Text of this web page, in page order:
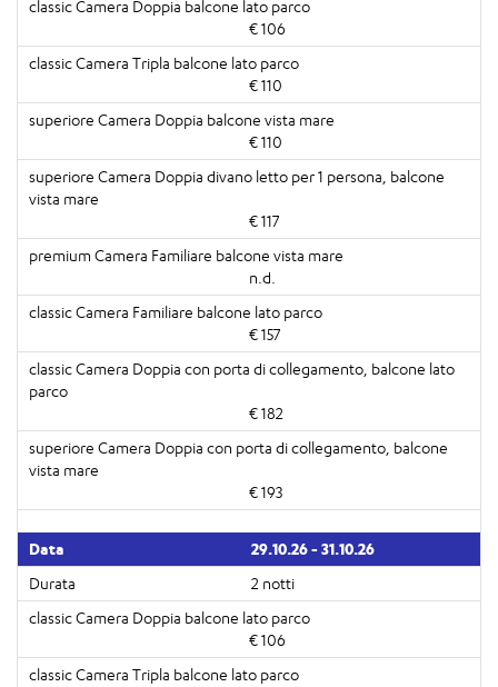
€ 106
€ 110
€ 110
€ 117
n.d.
€ 157
€ 182
€ 193
29.10.26 - 31.10.26
2 notti
€ 106